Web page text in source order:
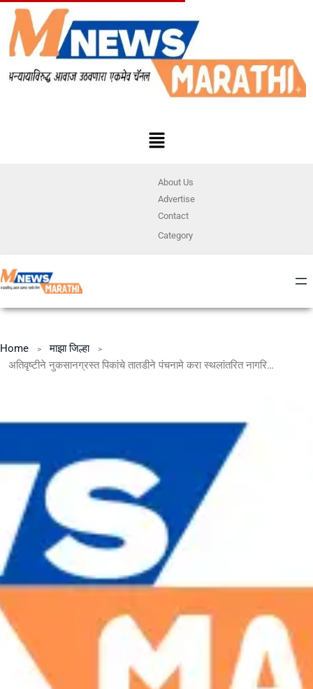
About Us
Advertise
Contact
Category
Home
माझा जिल्हा
अतिवृष्टीने नुकसानग्रस्त पिकांचे तातडीने पंचनामे करा स्थलांतरित नागरिकांना सर्व सुविधा पुरवा